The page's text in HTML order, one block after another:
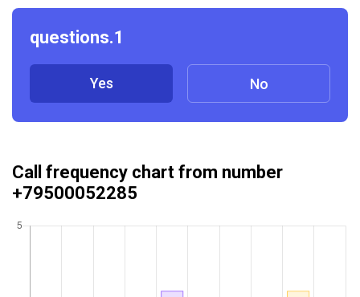
questions.1
Yes No
Call frequency chart from number
+79500052285